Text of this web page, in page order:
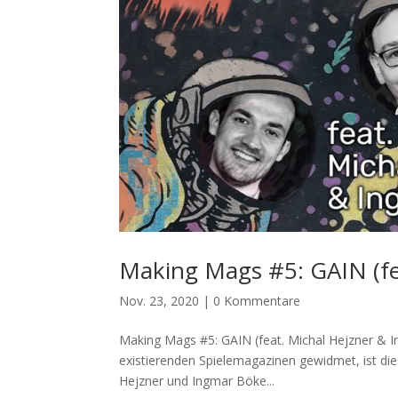
Making Mags #5: GAIN
Nov. 23, 2020 | 0 Kommentare
Making Mags #5: GAIN (feat. Michal Hejzner &
existierenden Spielemagazinen gewidmet, ist
Hejzner und Ingmar Böke...